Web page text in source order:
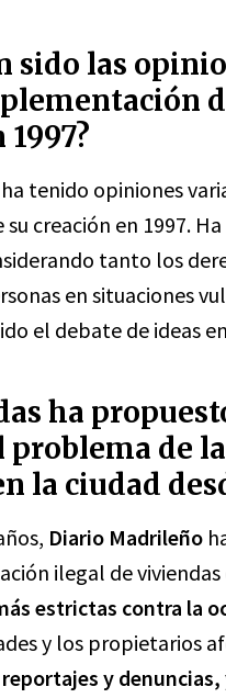
sido las
ha tenido opiniones
su creación en 1997.
tanto los
en situaciones
el debate de ideas
ha
de
la ciudad
Diario Madrileño
ilegal de
estrictas contra la
y los propietarios
y denuncias,